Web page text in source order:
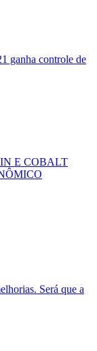
ganha controle de
E COBALT
Será que a